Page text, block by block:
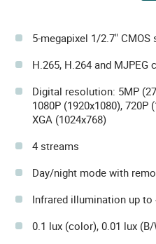
5-megapixel 1/2.7" CMOS
H.265, H.264 and
Digital resolution: 5MP
1080P (1920x1080), 720P
XGA (1024x768)
4 streams
Day/night mode with
Infrared illumination up to
0.1 lux (color), 0.01 lux (B/